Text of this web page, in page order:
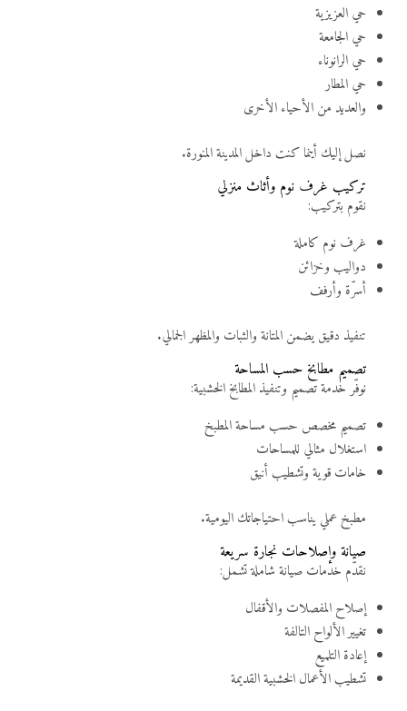
حي العزيزية
حي الجامعة
حي الرانوناء
حي المطار
والعديد من الأحياء الأخرى
نصل إليك أينما كنت داخل المدينة المنورة.
تركيب غرف نوم وأثاث منزلي
نقوم بتركيب:
غرف نوم كاملة
دواليب وخزائن
أسرّة وأرفف
تنفيذ دقيق يضمن المتانة والثبات والمظهر الجمالي.
تصميم مطابخ حسب المساحة
نوفّر خدمة تصميم وتنفيذ المطابخ الخشبية:
تصميم مخصص حسب مساحة المطبخ
استغلال مثالي للمساحات
خامات قوية وتشطيب أنيق
مطبخ عملي يناسب احتياجاتك اليومية.
صيانة وإصلاحات نجارة سريعة
نقدّم خدمات صيانة شاملة تشمل:
إصلاح المفصلات والأقفال
تغيير الألواح التالفة
إعادة التلميع
تشطيب الأعمال الخشبية القديمة